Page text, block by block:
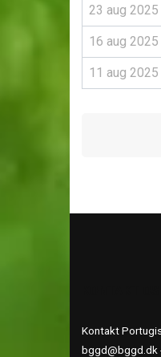
23 aug 2025
16 aug 2025
11 aug 2025
Kontakt
bggd@bggd.dk